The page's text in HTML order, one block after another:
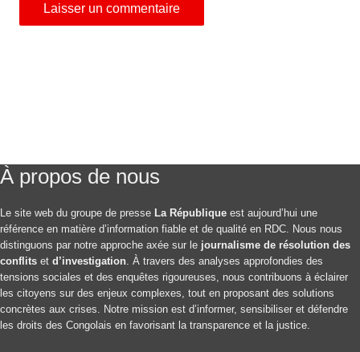
À propos de nous
Le site web du groupe de presse La République est aujourd’hui une
référence en matière d’information fiable et de qualité en RDC. Nous nous
distinguons par notre approche axée sur le journalisme de résolution des
conflits et d’investigation. À travers des analyses approfondies des
tensions sociales et des enquêtes rigoureuses, nous contribuons à éclairer
les citoyens sur des enjeux complexes, tout en proposant des solutions
concrètes aux crises. Notre mission est d’informer, sensibiliser et défendre
les droits des Congolais en favorisant la transparence et la justice.